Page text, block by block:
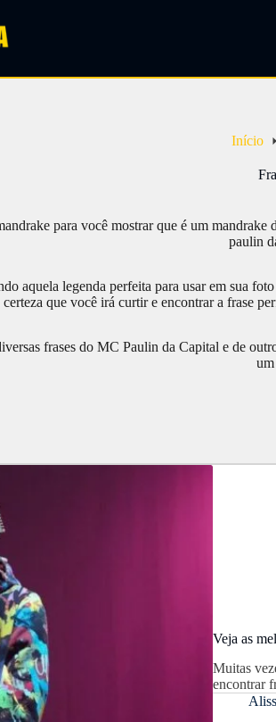
Início
para você mostrar que é um
paulin
aquela legenda perfeita para usar em sua
que você irá curtir e encontrar a frase
frases do MC Paulin da Capital e de
Veja as
Muitas
encontrar